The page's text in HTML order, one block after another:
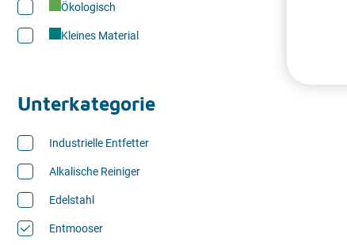
Ökologisch
Kleines Material
Unterkategorie
Industrielle Entfetter
Alkalische Reiniger
Edelstahl
Entmooser